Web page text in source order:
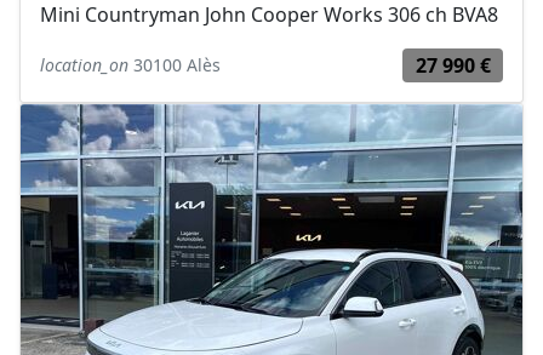
Mini Countryman John Cooper Works 306 ch BVA8
location_on 30100 Alès 27 990 €